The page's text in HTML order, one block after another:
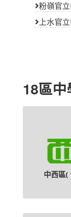
粉嶺官
上水官
18區
中西區(